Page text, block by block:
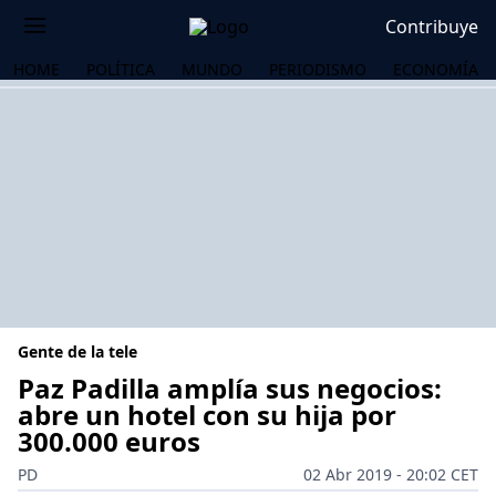
Contribuye
HOME POLÍTICA MUNDO PERIODISMO ECONOMÍA
Gente de la tele
Paz Padilla amplía sus negocios:
abre un hotel con su hija por
300.000 euros
PD
02 Abr 2019 - 20:02 CET